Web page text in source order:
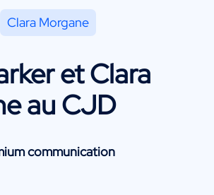
Clara Morgane
et Clara
au CJD
communication